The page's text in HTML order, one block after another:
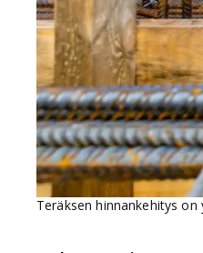
Teräksen hinnankehitys